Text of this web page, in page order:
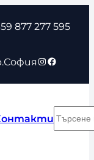
877 277 595
Instagram
Facebook